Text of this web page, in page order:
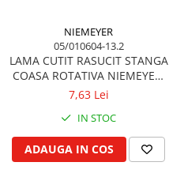
NIEMEYER
05/010604-13.2
LAMA CUTIT RASUCIT STANGA
COASA ROTATIVA NIEMEYER,
FELLA, CLAAS
7,63 Lei
IN STOC
ADAUGA IN COS